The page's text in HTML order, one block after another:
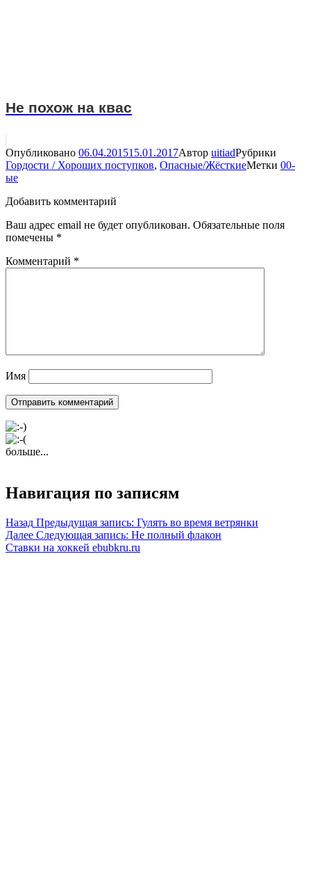
Не похож на квас
Опубликовано 06.04.201515.01.2017Автор uitiadРубрики
Гордости / Хороших поступков, Опасные/ЖёсткиеМетки 00-
ые
Добавить комментарий
Ваш адрес email не будет опубликован. Обязательные поля
помечены *
Комментарий *
Имя
больше...
Навигация по записям
Назад Предыдущая запись: Гулять во время ветрянки
Далее Следующая запись: Не полный флакон
Ставки на хоккей ebubkru.ru